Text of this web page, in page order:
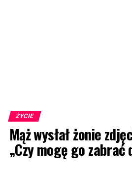
ŻYCIE
Mąż wysłał żonie
„Czy mogę go zabrać